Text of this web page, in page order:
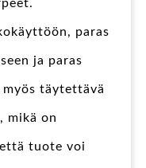
paras
ja paras
täytettävä
mikä on
tuote voi